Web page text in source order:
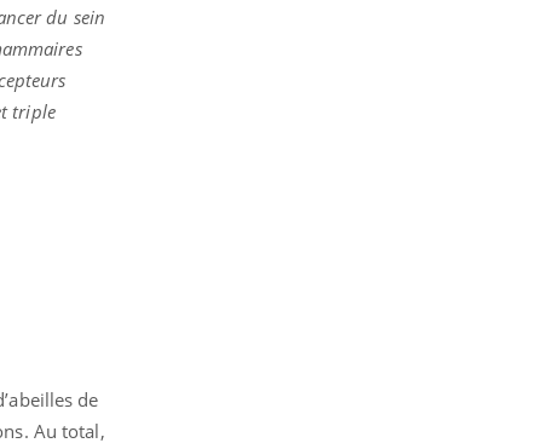
du sein
triple
de
Au total,